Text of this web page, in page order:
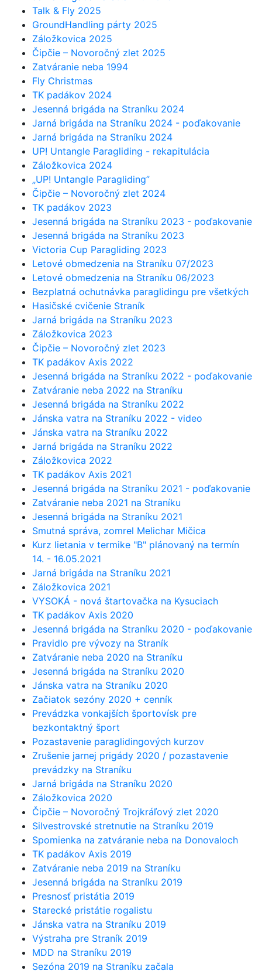
Talk & Fly 2025
GroundHandling párty 2025
Záložkovica 2025
Čipčie – Novoročný zlet 2025
Zatváranie neba 1994
Fly Christmas
TK padákov 2024
Jesenná brigáda na Straníku 2024
Jarná brigáda na Straníku 2024 - poďakovanie
Jarná brigáda na Straníku 2024
UP! Untangle Paragliding - rekapitulácia
Záložkovica 2024
„UP! Untangle Paragliding”
Čipčie – Novoročný zlet 2024
TK padákov 2023
Jesenná brigáda na Straníku 2023 - poďakovanie
Jesenná brigáda na Straníku 2023
Victoria Cup Paragliding 2023
Letové obmedzenia na Straníku 07/2023
Letové obmedzenia na Straníku 06/2023
Bezplatná ochutnávka paraglidingu pre všetkých
Hasičské cvičenie Straník
Jarná brigáda na Straníku 2023
Záložkovica 2023
Čipčie – Novoročný zlet 2023
TK padákov Axis 2022
Jesenná brigáda na Straníku 2022 - poďakovanie
Zatváranie neba 2022 na Straníku
Jesenná brigáda na Straníku 2022
Jánska vatra na Straníku 2022 - video
Jánska vatra na Straníku 2022
Jarná brigáda na Straníku 2022
Záložkovica 2022
TK padákov Axis 2021
Jesenná brigáda na Straníku 2021 - poďakovanie
Zatváranie neba 2021 na Straníku
Jesenná brigáda na Straníku 2021
Smutná správa, zomrel Melichar Mičica
Kurz lietania v termike "B" plánovaný na termín
14. - 16.05.2021
Jarná brigáda na Straníku 2021
Záložkovica 2021
VYSOKÁ - nová štartovačka na Kysuciach
TK padákov Axis 2020
Jesenná brigáda na Straníku 2020 - poďakovanie
Pravidlo pre vývozy na Straník
Zatváranie neba 2020 na Straníku
Jesenná brigáda na Straníku 2020
Jánska vatra na Straníku 2020
Začiatok sezóny 2020 + cenník
Prevádzka vonkajších športovísk pre
bezkontaktný šport
Pozastavenie paraglidingových kurzov
Zrušenie jarnej prigády 2020 / pozastavenie
prevádzky na Straníku
Jarná brigáda na Straníku 2020
Záložkovica 2020
Čipčie – Novoročný Trojkráľový zlet 2020
Silvestrovské stretnutie na Straníku 2019
Spomienka na zatváranie neba na Donovaloch
TK padákov Axis 2019
Zatváranie neba 2019 na Straníku
Jesenná brigáda na Straníku 2019
Presnosť pristátia 2019
Starecké pristátie rogalistu
Jánska vatra na Straníku 2019
Výstraha pre Straník 2019
MDD na Straníku 2019
Sezóna 2019 na Straníku začala